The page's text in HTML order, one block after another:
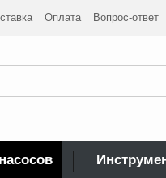
Оплата Вопрос-ответ